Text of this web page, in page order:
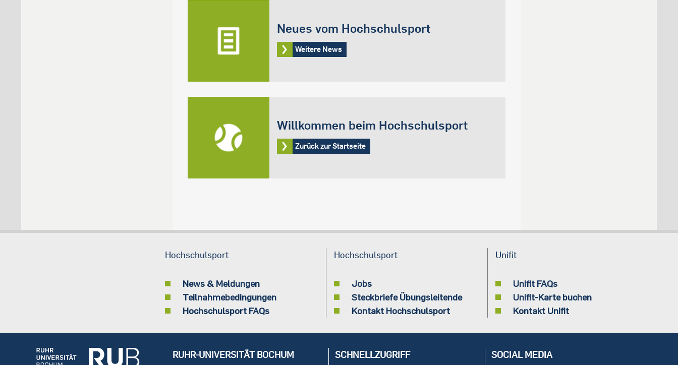
Neues vom Hochschulsport
Weitere News
Willkommen beim Hochschulsport
Zurück zur Startseite
Hochschulsport
News & Meldungen
Teilnahmebedingungen
Hochschulsport FAQs
Hochschulsport
Jobs
Steckbriefe Übungsleitende
Kontakt Hochschulsport
Unifit
Unifit FAQs
Unifit-Karte buchen
Kontakt Unifit
RUHR-UNIVERSITÄT BOCHUM
SCHNELLZUGRIFF
SOCIAL MEDIA